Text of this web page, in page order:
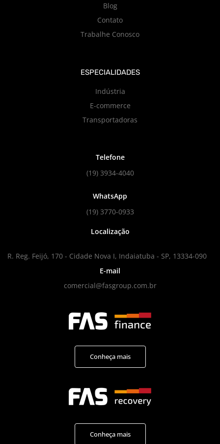
Blog
Contato
Trabalhe Conosco
ESPECIALIDADES
Indústria
E-commerce
Transportadoras
Telefone
(19) 3934-4040
WhatsApp
(19) 3770-0933
Localização
R. Reg. Feijó, 170 - Cidade Nova I, Indaiatuba - SP, 13334-090
E-mail
comercial@fasgroup.com.br
Conheça mais
Conheça mais